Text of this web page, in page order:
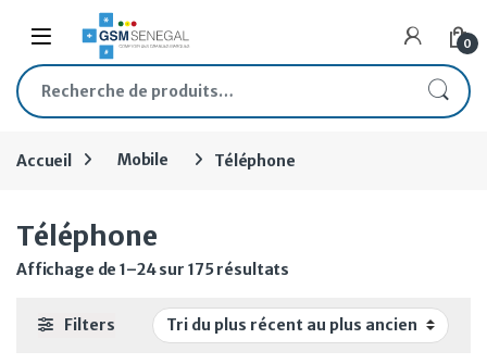
Skip to navigation
Skip to content
Open 0
Recherche pour :
Accueil Mobile Téléphone
Téléphone
Affichage de 1–24 sur 175 résultats
Filters